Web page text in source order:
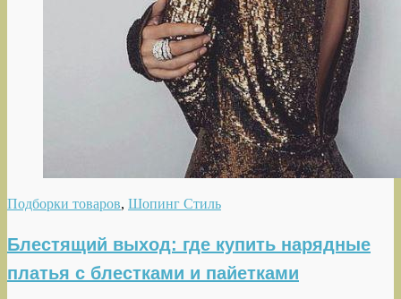
Подборки товаров, Шопинг Стиль
Блестящий выход: где купить нарядные
платья с блестками и пайетками